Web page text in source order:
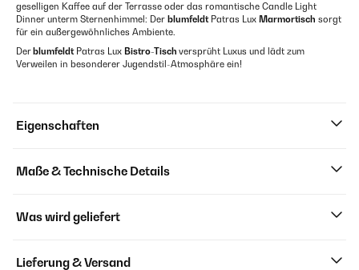
geselligen Kaffee auf der Terrasse oder das romantische Candle Light
Dinner unterm Sternenhimmel: Der blumfeldtPatras Lux Marmortisch sorgt
für ein außergewöhnliches Ambiente.
Der blumfeldtPatras Lux Bistro-Tisch versprüht Luxus und lädt zum
Verweilen in besonderer Jugendstil-Atmosphäre ein!
Eigenschaften
Maße & Technische Details
Was wird geliefert
Lieferung & Versand